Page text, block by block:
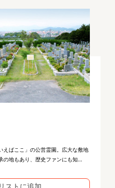
えばここ」の公営霊園。広大な敷地
の地もあり、歴史ファンにも知...